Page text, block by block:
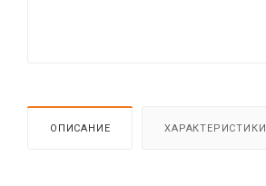
ОПИСАНИЕ ХАРАКТЕРИСТИКИ